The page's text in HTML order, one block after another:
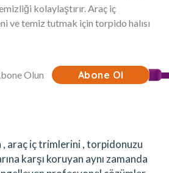
kolaylaştırır. Araç iç
ve temiz tutmak için torpido halısı
Abone Ol
araç iç trimlerini , torpidonuzu
karşı koruyan aynı zamanda